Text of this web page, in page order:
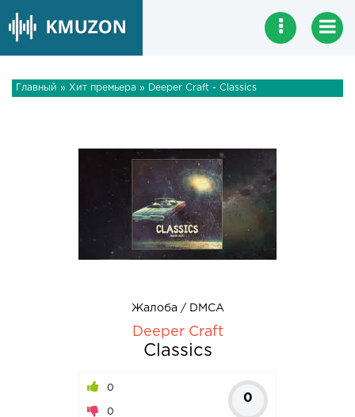
Главный » Хит премьера » Deeper Craft - Classics
Жалоба / DMCA
Deeper Craft
Classics
0
0
0